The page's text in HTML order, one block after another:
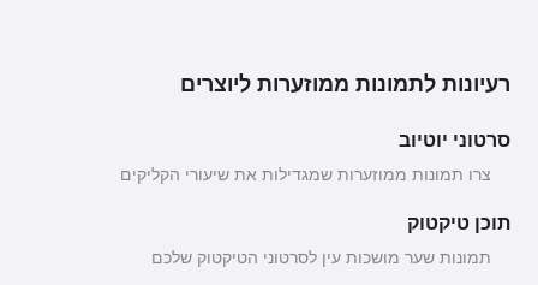
רעיונות לתמונות ממוזערות ליוצרים
סרטוני יוטיוב
צרו תמונות ממוזערות שמגדילות את שיעורי הקליקים
תוכן טיקטוק
תמונות שער מושכות עין לסרטוני הטיקטוק שלכם